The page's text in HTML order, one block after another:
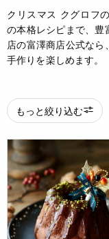
クリスマス クグロフ
の本格レシピまで、豊
店の富澤商店公式な
手作りを楽しめます。
もっと絞り込む